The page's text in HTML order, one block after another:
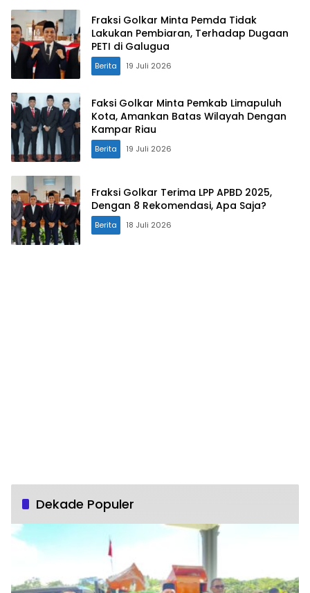
Fraksi Golkar Minta Pemda Tidak
Lakukan Pembiaran, Terhadap Dugaan
PETI di Galugua
Berita 19 Juli 2026
Faksi Golkar Minta Pemkab Limapuluh
Kota, Amankan Batas Wilayah Dengan
Kampar Riau
Berita 19 Juli 2026
Fraksi Golkar Terima LPP APBD 2025,
Dengan 8 Rekomendasi, Apa Saja?
Berita 18 Juli 2026
Dekade Populer